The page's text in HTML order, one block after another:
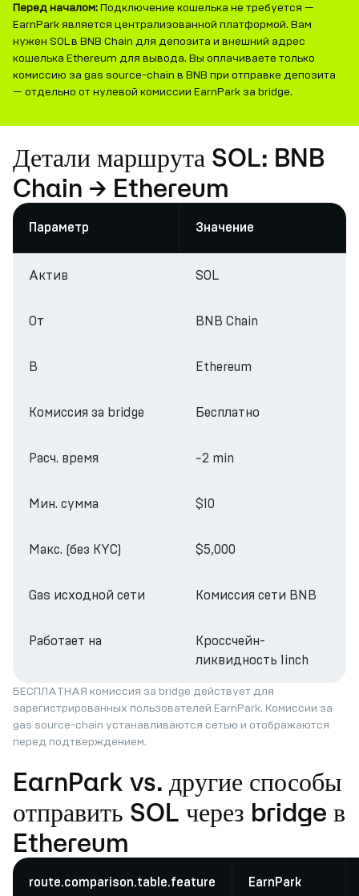
Перед началом:Подключение кошелька не требуется —
EarnPark является централизованной платформой. Вам
нужен SOL в BNB Chain для депозита и внешний адрес
кошелька Ethereum для вывода. Вы оплачиваете только
комиссию за gas source-chain в BNB при отправке депозита
— отдельно от нулевой комиссии EarnPark за bridge.
Детали маршрута SOL: BNB
Chain → Ethereum
Параметр Значение
Актив SOL
От BNB Chain
В Ethereum
Комиссия за bridge Бесплатно
Расч. время ~2 min
Мин. сумма $10
Макс. (без KYC) $5,000
Gas исходной сети Комиссия сети BNB
Работает на
Кроссчейн-
ликвидность 1inch
БЕСПЛАТНАЯ комиссия за bridge действует для
зарегистрированных пользователей EarnPark. Комиссии за
gas source-chain устанавливаются сетью и отображаются
перед подтверждением.
EarnPark vs. другие способы
отправить SOL через bridge в
Ethereum
route.comparison.table.feature EarnPark